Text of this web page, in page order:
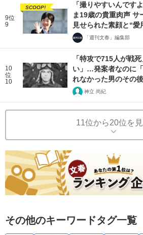
9位
9
SCOOP!
「撮りやすいんです
ま19歳の貴重肉声 サ
見せられた素顔と“愛
「週刊文春」編集部
10
位
10
「特攻で715人が戦
い」…発案者なのに
れなかった男のその後
神立 尚紀
11位から20位を
その他のキーワードタグ一覧